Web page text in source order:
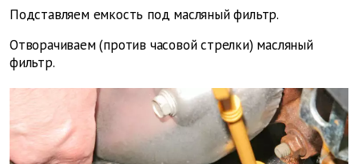
Подставляем емкость под масляный фильтр.
Отворачиваем (против часовой стрелки) масляный
фильтр.